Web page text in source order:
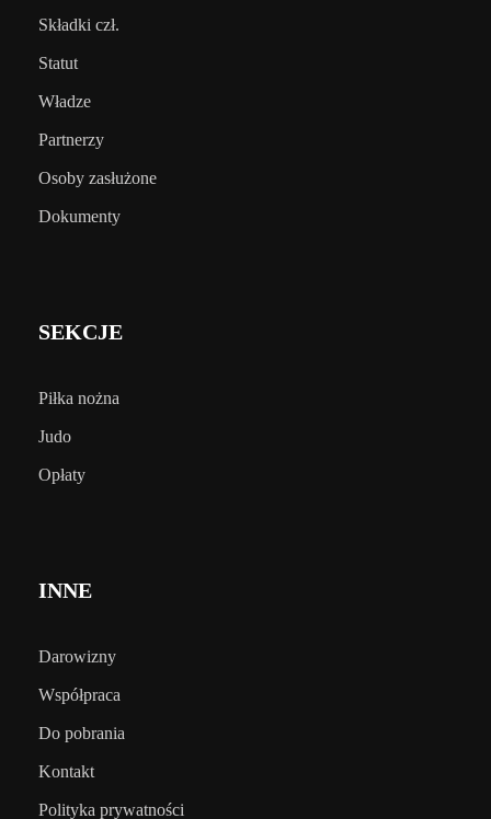
Składki czł.
Statut
Władze
Partnerzy
Osoby zasłużone
Dokumenty
SEKCJE
Piłka nożna
Judo
Opłaty
INNE
Darowizny
Współpraca
Do pobrania
Kontakt
Polityka prywatności